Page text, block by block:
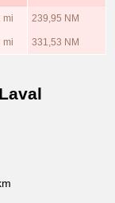
mi 239,95 NM
mi 331,53 NM